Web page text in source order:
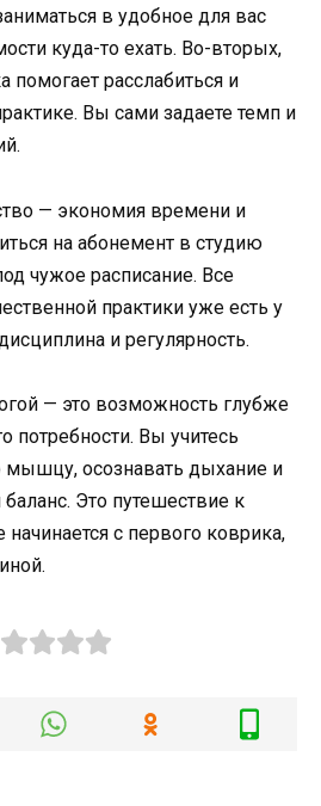
в удобное для вас
куда-то ехать. Во-вторых,
помогает расслабиться и
Вы сами задаете темп и
— экономия времени и
на абонемент в студию
чужое расписание. Все
практики уже есть у
и регулярность.
— это возможность глубже
потребности. Вы учитесь
осознавать дыхание и
Это путешествие к
с первого коврика,